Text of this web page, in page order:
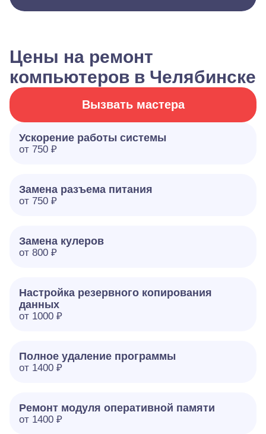
Цены на ремонт
компьютеров в Челябинске
Вызвать мастера
Ускорение работы системы
от 750 ₽
Замена разъема питания
от 750 ₽
Замена кулеров
от 800 ₽
Настройка резервного копирования
данных
от 1000 ₽
Полное удаление программы
от 1400 ₽
Ремонт модуля оперативной памяти
от 1400 ₽